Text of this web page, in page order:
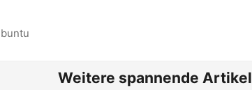
Weitere spannende Artikel